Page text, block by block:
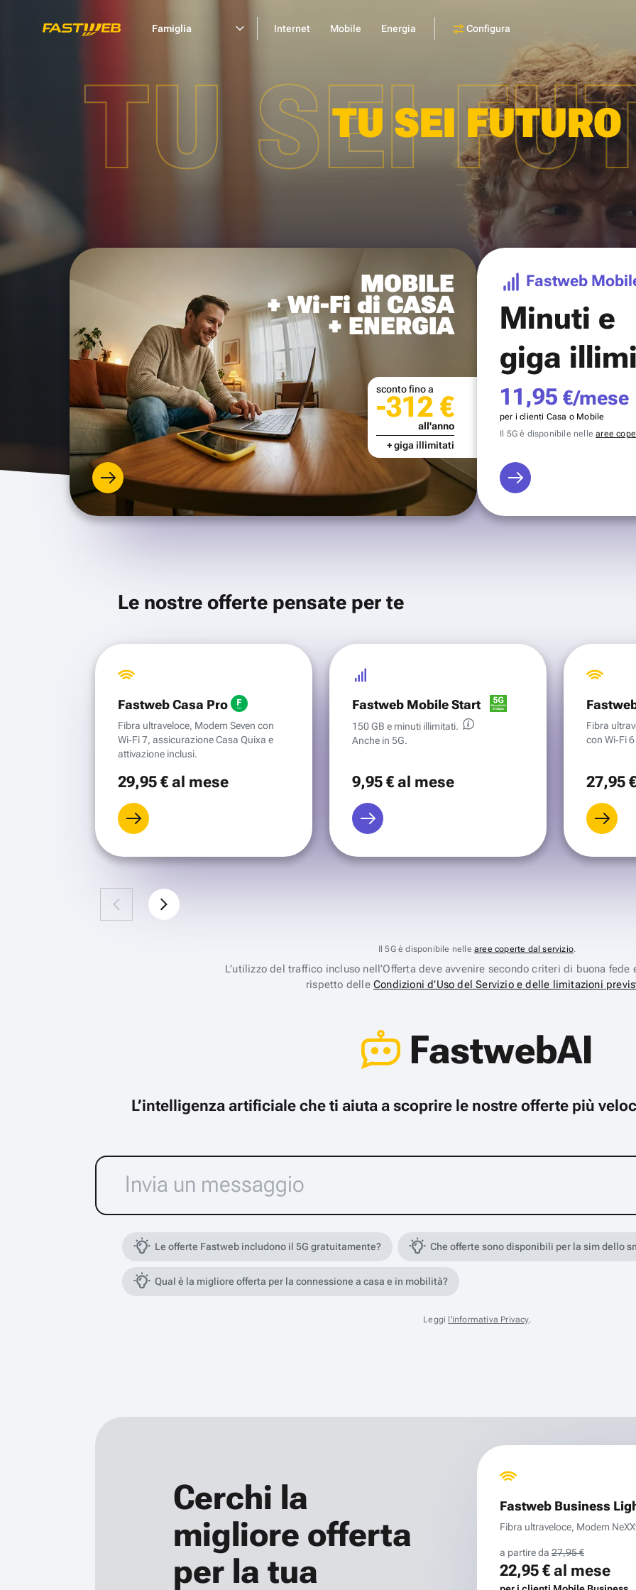
Famiglia Internet Mobile Energia Configura
TU SEITU SEI FUTURO
MOBILE
+ Wi-Fi di CASA
+ ENERGIA
sconto fino a
-312 €
all'anno
+ giga illimitati
Fastweb
Minuti e
giga
11,95 €/mese
per i clienti Casa o Mobile
Il 5G è disponibile nellearee
Le nostre offerte pensate per te
Fastweb Casa Pro
Fibra ultraveloce, Modem Seven con
Wi‑Fi 7, assicurazione Casa Quixa e
attivazione inclusi.
29,95 €al mese
Fastweb Mobile Start
150 GB e minuti illimitati.
Anche in 5G.
9,95 €al mese
Fibra
con Wi‑Fi
27,95 €
Il 5G è disponibile nelle aree coperte dal servizio.
L’utilizzo del traffico incluso nell’Offerta deve avvenire secondo criteri di buona fede
rispetto delleCondizioni d’Uso del Servizio e delle limitazioni
FastwebAI
L’intelligenza artificiale che ti aiuta a scoprire le nostre offerte più
Le offerte Fastweb includono il 5G gratuitamente? Che offerte sono disponibili per la sim dello
Qual è la migliore offerta per la connessione a casa e in mobilità?
Leggi l'informativa Privacy.
Cerchi la
migliore offerta
per la tua
Fastweb Business
Fibra ultraveloce, Modem
a partire da 27,95 €
22,95 €al mese